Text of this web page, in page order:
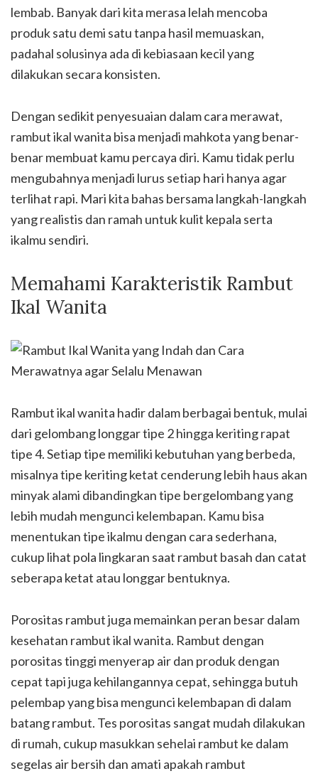
lembab. Banyak dari kita merasa lelah mencoba
produk satu demi satu tanpa hasil memuaskan,
padahal solusinya ada di kebiasaan kecil yang
dilakukan secara konsisten.
Dengan sedikit penyesuaian dalam cara merawat,
rambut ikal wanita bisa menjadi mahkota yang benar-
benar membuat kamu percaya diri. Kamu tidak perlu
mengubahnya menjadi lurus setiap hari hanya agar
terlihat rapi. Mari kita bahas bersama langkah-langkah
yang realistis dan ramah untuk kulit kepala serta
ikalmu sendiri.
Memahami Karakteristik Rambut
Ikal Wanita
Rambut ikal wanita hadir dalam berbagai bentuk, mulai
dari gelombang longgar tipe 2 hingga keriting rapat
tipe 4. Setiap tipe memiliki kebutuhan yang berbeda,
misalnya tipe keriting ketat cenderung lebih haus akan
minyak alami dibandingkan tipe bergelombang yang
lebih mudah mengunci kelembapan. Kamu bisa
menentukan tipe ikalmu dengan cara sederhana,
cukup lihat pola lingkaran saat rambut basah dan catat
seberapa ketat atau longgar bentuknya.
Porositas rambut juga memainkan peran besar dalam
kesehatan rambut ikal wanita. Rambut dengan
porositas tinggi menyerap air dan produk dengan
cepat tapi juga kehilangannya cepat, sehingga butuh
pelembap yang bisa mengunci kelembapan di dalam
batang rambut. Tes porositas sangat mudah dilakukan
di rumah, cukup masukkan sehelai rambut ke dalam
segelas air bersih dan amati apakah rambut